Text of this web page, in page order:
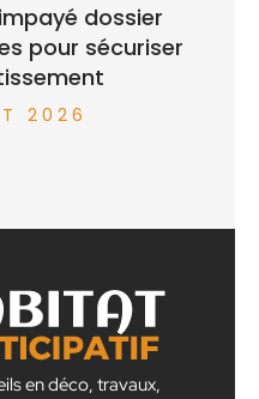
dossier
pour sécuriser
2026
en déco, travaux,